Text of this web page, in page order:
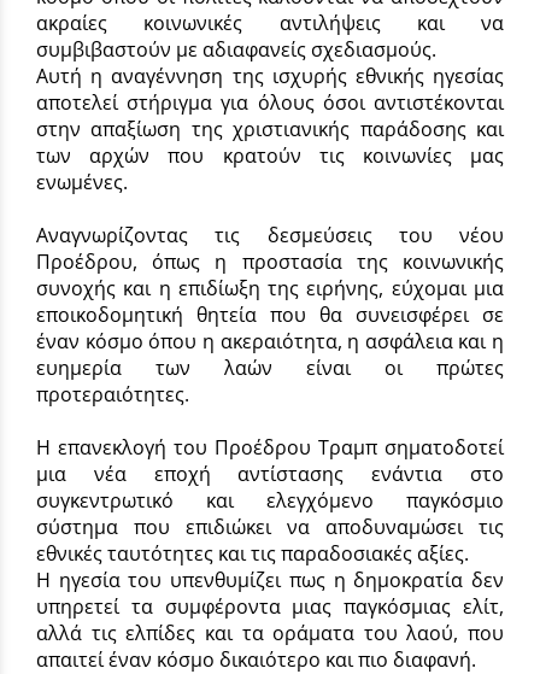
ακραίες κοινωνικές αντιλήψεις και να
συμβιβαστούν με αδιαφανείς σχεδιασμούς.
Αυτή η αναγέννηση της ισχυρής εθνικής ηγεσίας
αποτελεί στήριγμα για όλους όσοι αντιστέκονται
στην απαξίωση της χριστιανικής παράδοσης και
των αρχών που κρατούν τις κοινωνίες μας
ενωμένες.
Αναγνωρίζοντας τις δεσμεύσεις του νέου
Προέδρου, όπως η προστασία της κοινωνικής
συνοχής και η επιδίωξη της ειρήνης, εύχομαι μια
εποικοδομητική θητεία που θα συνεισφέρει σε
έναν κόσμο όπου η ακεραιότητα, η ασφάλεια και η
ευημερία των λαών είναι οι πρώτες
προτεραιότητες.
Η επανεκλογή του Προέδρου Τραμπ σηματοδοτεί
μια νέα εποχή αντίστασης ενάντια στο
συγκεντρωτικό και ελεγχόμενο παγκόσμιο
σύστημα που επιδιώκει να αποδυναμώσει τις
εθνικές ταυτότητες και τις παραδοσιακές αξίες.
Η ηγεσία του υπενθυμίζει πως η δημοκρατία δεν
υπηρετεί τα συμφέροντα μιας παγκόσμιας ελίτ,
αλλά τις ελπίδες και τα οράματα του λαού, που
απαιτεί έναν κόσμο δικαιότερο και πιο διαφανή.